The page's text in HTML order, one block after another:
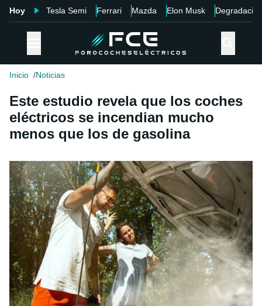
Hoy Tesla Semi Ferrari Mazda Elon Musk Degradación
Inicio Noticias
Este estudio revela que los coches
eléctricos se incendian mucho
menos que los de gasolina